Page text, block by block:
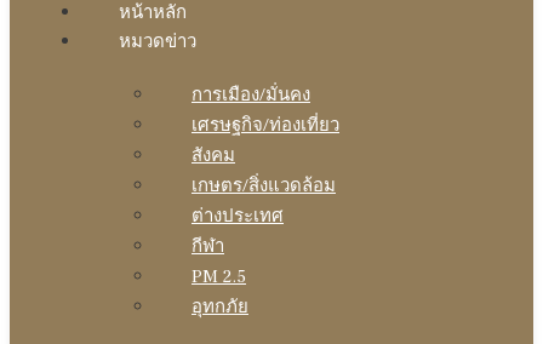
หน้าหลัก
หมวดข่าว
การเมือง/มั่นคง
เศรษฐกิจ/ท่องเที่ยว
สังคม
เกษตร/สิ่งแวดล้อม
ต่างประเทศ
กีฬา
PM 2.5
อุทกภัย